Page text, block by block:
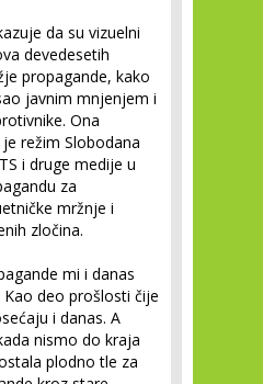
da su vizuelni
devedesetih
propagande, kako
javnim mnjenjem i
Ona
režim Slobodana
i druge medije u
za
mržnje i
zločina.
mi i danas
deo prošlosti čije
i danas. A
nismo do kraja
plodno tle za